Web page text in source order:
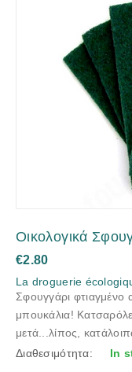
Οικολογικά
€2.80
La droguerie
Σφουγγάρι
μπουκάλια!
μετά...λίπος,
Διαθεσιμότητα:
In